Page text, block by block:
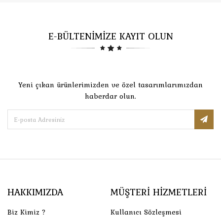
E-BÜLTENİMİZE KAYIT OLUN
Yeni çıkan ürünlerimizden ve özel tasarımlarımızdan
haberdar olun.
HAKKIMIZDA
Biz Kimiz ?
MÜŞTERI HIZMETLERI
Kullanıcı Sözleşmesi